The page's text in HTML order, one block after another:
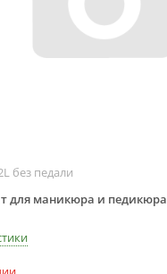
без педали
для маникюра и педикюра